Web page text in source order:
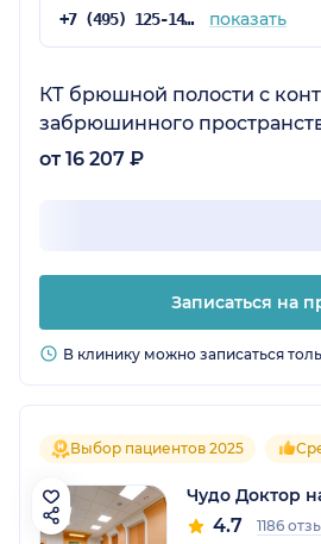
+7 (495) 125-14-51 показать
КТ брюшной полости с
забрюшинного
от 16 207 ₽
Записаться на
В клинику можно записаться
Выбор пациентов 2025
Чудо Доктор
4.7 1186